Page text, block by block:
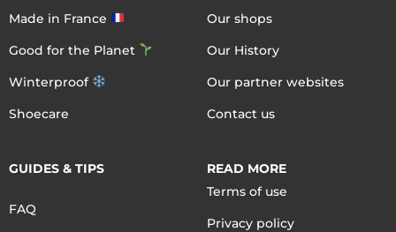
Made in France
Good for the Planet
Winterproof
Shoecare
Our shops
Our History
Our partner websites
Contact us
GUIDES & TIPS
FAQ
READ MORE
Terms of use
Privacy policy